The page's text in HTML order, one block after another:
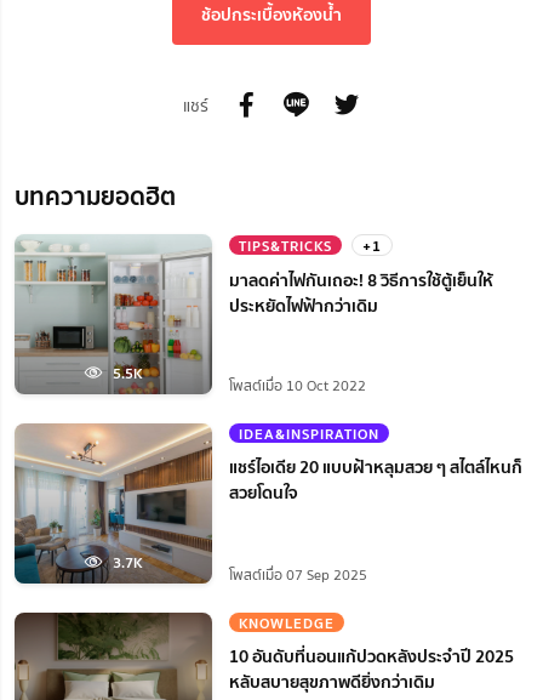
ช้อปกระเบื้องห้องน้ำ
แชร์
บทความยอดฮิต
5.5K
TIPS&TRICKS +1
มาลดค่าไฟกันเถอะ! 8 วิธีการใช้ตู้เย็นให้
ประหยัดไฟฟ้ากว่าเดิม
โพสต์เมื่อ 10 Oct 2022
3.7K
IDEA&INSPIRATION
แชร์ไอเดีย 20 แบบฝ้าหลุมสวย ๆ สไตล์ไหนก็
สวยโดนใจ
โพสต์เมื่อ 07 Sep 2025
KNOWLEDGE
10 อันดับที่นอนแก้ปวดหลังประจำปี 2025
หลับสบายสุขภาพดียิ่งกว่าเดิม